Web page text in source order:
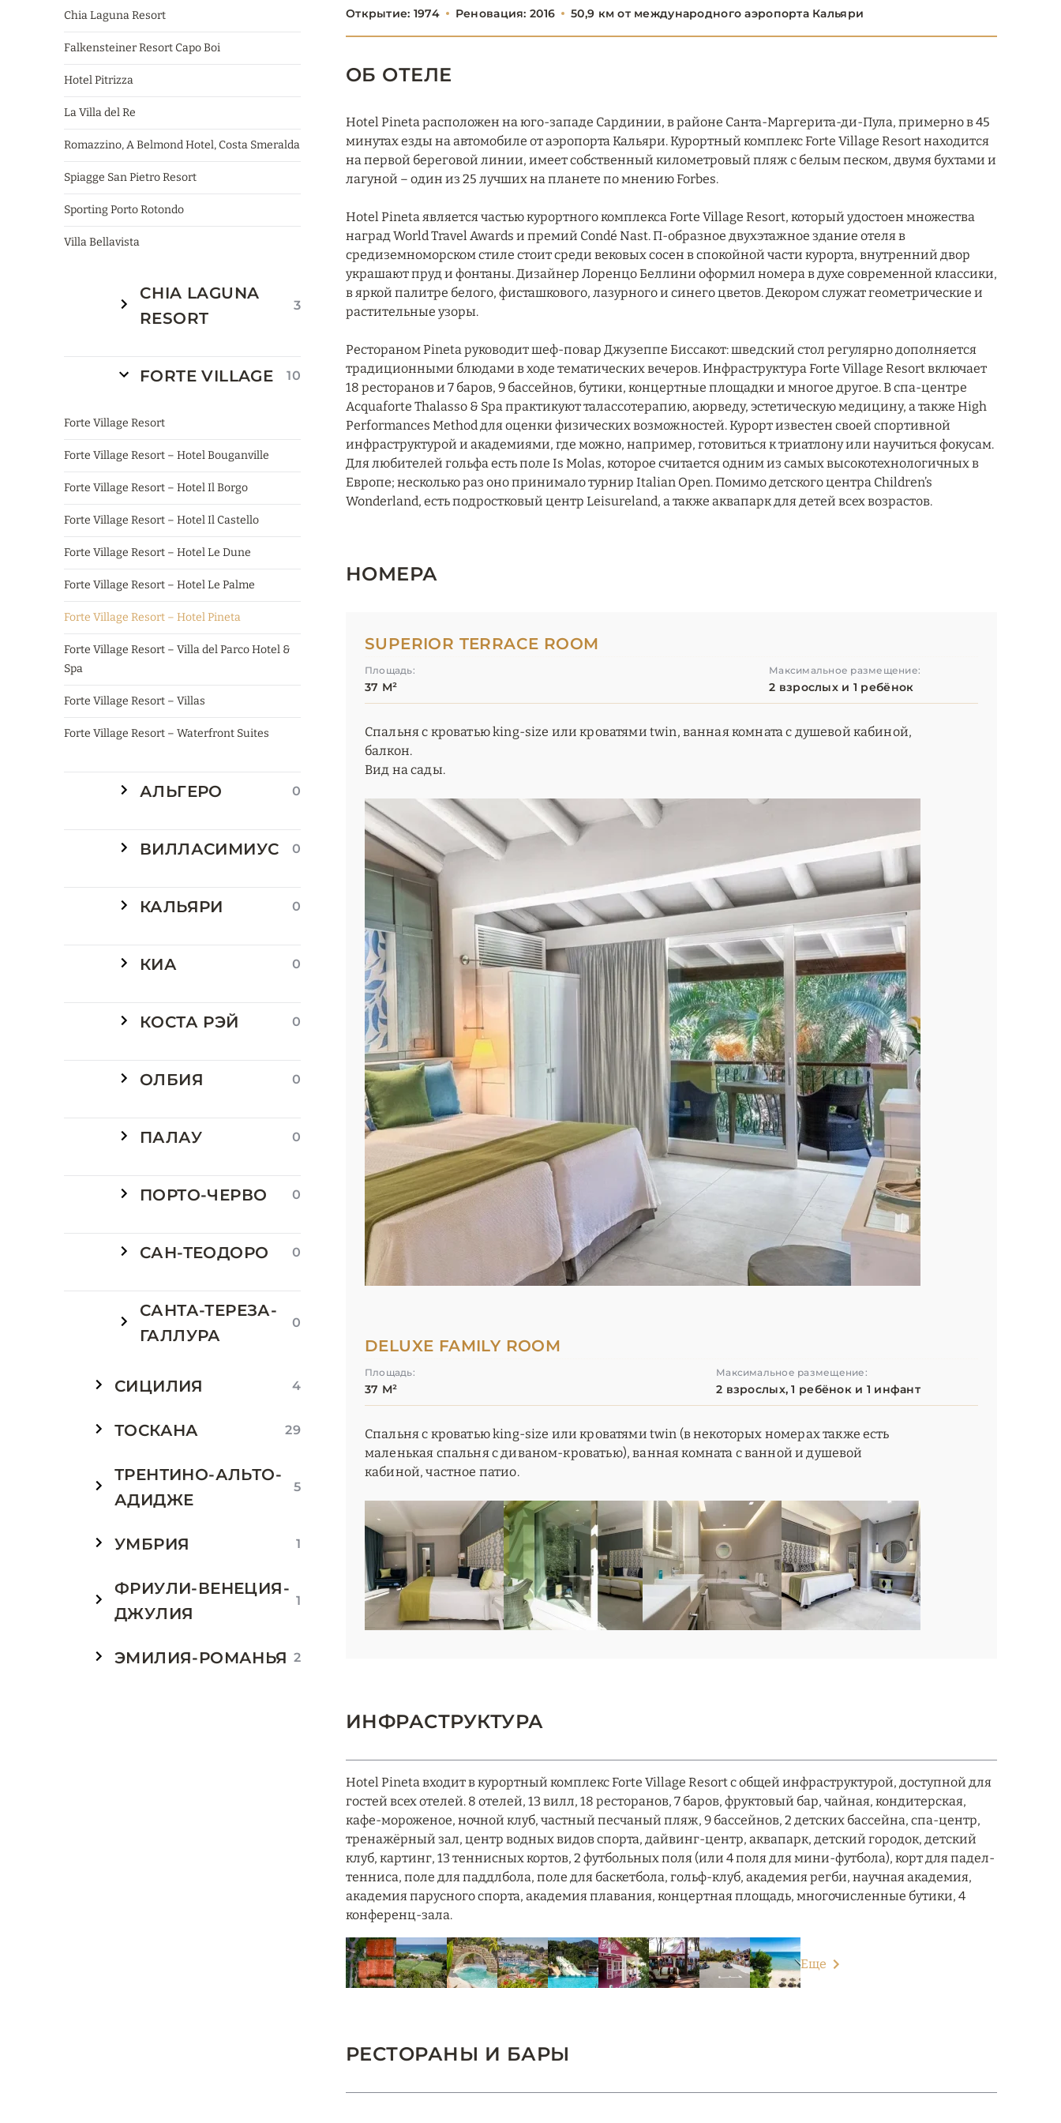
Chia Laguna Resort
Falkensteiner Resort Capo Boi
Hotel Pitrizza
La Villa del Re
Romazzino, A Belmond Hotel, Costa Smeralda
Spiagge San Pietro Resort
Sporting Porto Rotondo
Villa Bellavista
CHIA LAGUNA
RESORT
3
FORTE VILLAGE 10
Forte Village Resort
Forte Village Resort – Hotel Bouganville
Forte Village Resort – Hotel Il Borgo
Forte Village Resort – Hotel Il Castello
Forte Village Resort – Hotel Le Dune
Forte Village Resort – Hotel Le Palme
Forte Village Resort – Hotel Pineta
Forte Village Resort – Villa del Parco Hotel &
Spa
Forte Village Resort – Villas
Forte Village Resort – Waterfront Suites
АЛЬГЕРО 0
ВИЛЛАСИМИУС 0
КАЛЬЯРИ 0
КИА 0
КОСТА РЭЙ 0
ОЛБИЯ 0
ПАЛАУ 0
ПОРТО-ЧЕРВО 0
САН-ТЕОДОРО 0
САНТА-ТЕРЕЗА-
ГАЛЛУРА
0
СИЦИЛИЯ 4
ТОСКАНА 29
ТРЕНТИНО-АЛЬТО-
АДИДЖЕ
5
УМБРИЯ 1
ФРИУЛИ-ВЕНЕЦИЯ-
ДЖУЛИЯ
1
ЭМИЛИЯ-РОМАНЬЯ 2
Открытие: 1974 Реновация: 2016 50,9 км от международного аэропорта Кальяри
ОБ ОТЕЛЕ
Hotel Pineta расположен на юго-западе Сардинии, в районе Санта-Маргерита-ди-Пула, примерно в 45
минутах езды на автомобиле от аэропорта Кальяри. Курортный комплекс Forte Village Resort находится
на первой береговой линии, имеет собственный километровый пляж с белым песком, двумя бухтами и
лагуной – один из 25 лучших на планете по мнению Forbes.
Hotel Pineta является частью курортного комплекса Forte Village Resort, который удостоен множества
наград World Travel Awards и премий Condé Nast. П-образное двухэтажное здание отеля в
средиземноморском стиле стоит среди вековых сосен в спокойной части курорта, внутренний двор
украшают пруд и фонтаны. Дизайнер Лоренцо Беллини оформил номера в духе современной классики,
в яркой палитре белого, фисташкового, лазурного и синего цветов. Декором служат геометрические и
растительные узоры.
Рестораном Pineta руководит шеф-повар Джузеппе Биссакот: шведский стол регулярно дополняется
традиционными блюдами в ходе тематических вечеров. Инфраструктура Forte Village Resort включает
18 ресторанов и 7 баров, 9 бассейнов, бутики, концертные площадки и многое другое. В спа-центре
Acquaforte Thalasso & Spa практикуют талассотерапию, аюрведу, эстетическую медицину, а также High
Performances Method для оценки физических возможностей. Курорт известен своей спортивной
инфраструктурой и академиями, где можно, например, готовиться к триатлону или научиться фокусам.
Для любителей гольфа есть поле Is Molas, которое считается одним из самых высокотехнологичных в
Европе; несколько раз оно принимало турнир Italian Open. Помимо детского центра Children’s
Wonderland, есть подростковый центр Leisureland, а также аквапарк для детей всех возрастов.
НОМЕРА
SUPERIOR TERRACE ROOM
Площадь:
37 М²
Максимальное размещение:
2 взрослых и 1 ребёнок
Спальня с кроватью king-size или кроватями twin, ванная комната с душевой кабиной,
балкон.
Вид на сады.
DELUXE FAMILY ROOM
Площадь:
37 М²
Максимальное размещение:
2 взрослых, 1 ребёнок и 1 инфант
Спальня с кроватью king-size или кроватями twin (в некоторых номерах также есть
маленькая спальня с диваном-кроватью), ванная комната с ванной и душевой
кабиной, частное патио.
ИНФРАСТРУКТУРА
Hotel Pineta входит в курортный комплекс Forte Village Resort с общей инфраструктурой, доступной для
гостей всех отелей. 8 отелей, 13 вилл, 18 ресторанов, 7 баров, фруктовый бар, чайная, кондитерская,
кафе-мороженое, ночной клуб, частный песчаный пляж, 9 бассейнов, 2 детских бассейна, спа-центр,
тренажёрный зал, центр водных видов спорта, дайвинг-центр, аквапарк, детский городок, детский
клуб, картинг, 13 теннисных кортов, 2 футбольных поля (или 4 поля для мини-футбола), корт для падел-
тенниса, поле для паддлбола, поле для баскетбола, гольф-клуб, академия регби, научная академия,
академия парусного спорта, академия плавания, концертная площадь, многочисленные бутики, 4
конференц-зала.
Еще
РЕСТОРАНЫ И БАРЫ